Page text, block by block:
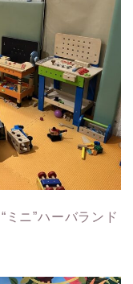
ニ”ハーバランド